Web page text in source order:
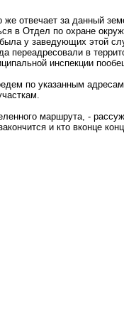
отвечает за данный
в Отдел по охране
у заведующих этой
переадресовали в
инспекции
по указанным
маршрута, -
и кто вконце